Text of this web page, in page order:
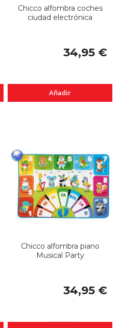
Chicco alfombra coches
ciudad electrónica
34,95 €
Añadir
Chicco alfombra piano
Musical Party
34,95 €